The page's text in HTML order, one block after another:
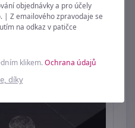
objednávky a pro účely
| Z emailového zpravodaje se
na odkaz v patičce
klikem.Ochrana údajů
díky